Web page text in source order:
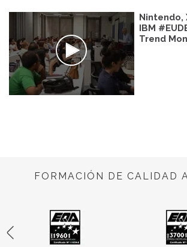
Nintendo,
IBM
Trend
FORMACIÓN DE CALIDAD